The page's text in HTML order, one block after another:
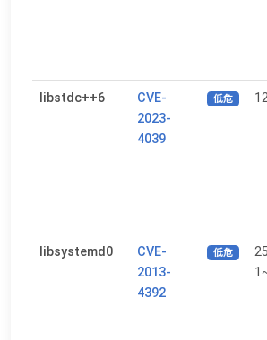
libstdc++6
CVE-
2023-
4039
低危
libsystemd0
CVE-
2013-
4392
低危